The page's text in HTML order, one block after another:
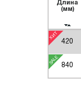
Длина
(мм)
420
840